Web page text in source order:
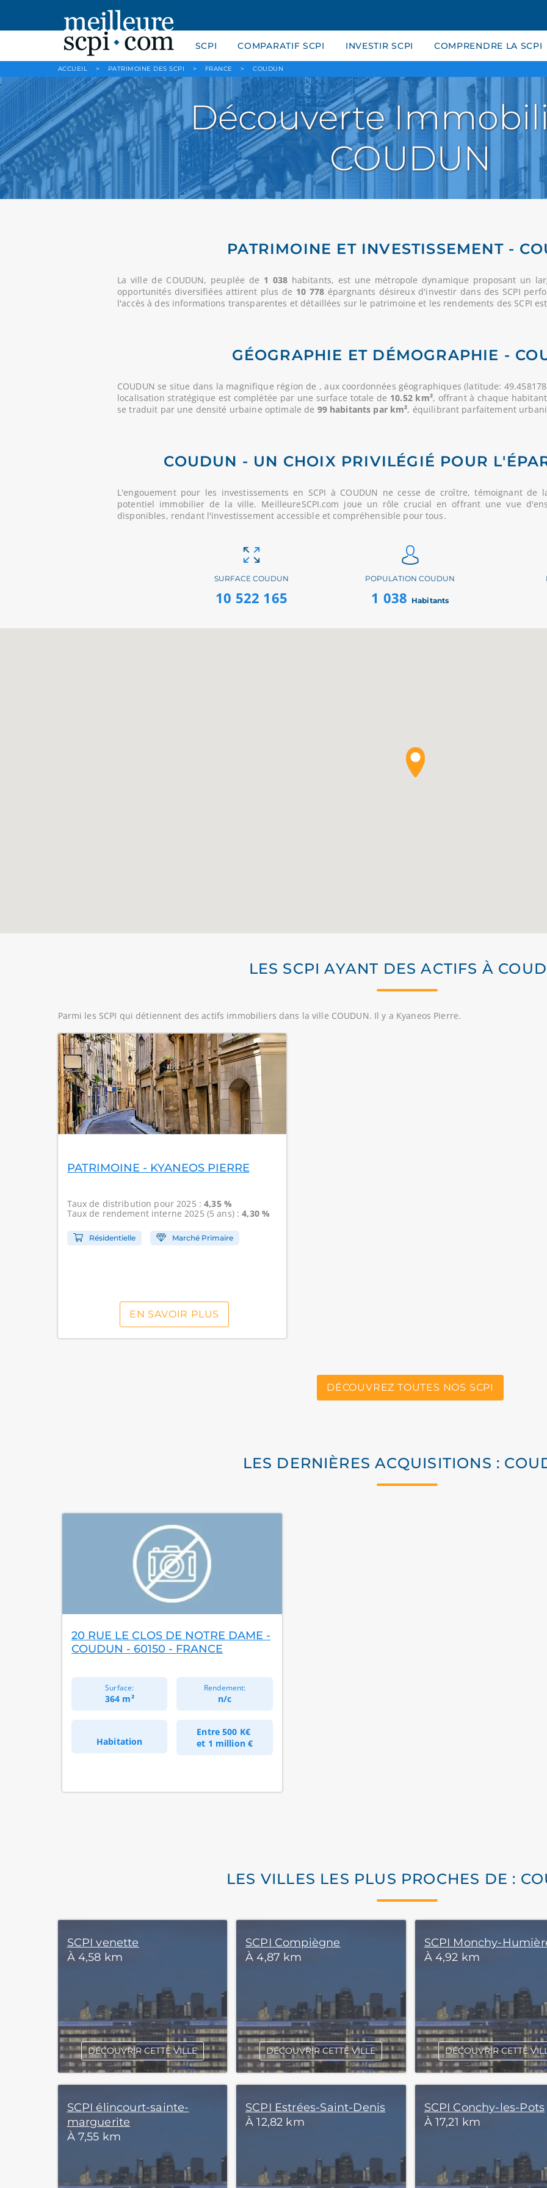
SCPI COMPARATIF SCPI INVESTIR SCPI COMPRENDRE LA SCPI
ACCUEIL > PATRIMOINE DES SCPI > FRANCE > COUDUN
Découverte
COUDUN
PATRIMOINE ET INVESTISSEMENT -
La ville de COUDUN, peuplée de 1 038 habitants, est une métropole dynamique proposant un
opportunités diversifiées attirent plus de 10 778 épargnants désireux d'investir dans des SCPI
l'accès à des informations transparentes et détaillées sur le patrimoine et les rendements des SCPI
GÉOGRAPHIE ET DÉMOGRAPHIE -
COUDUN se situe dans la magnifique région de , aux coordonnées géographiques (latitude:
localisation stratégique est complétée par une surface totale de 10.52 km², offrant à chaque
se traduit par une densité urbaine optimale de 99 habitants par km², équilibrant parfaitement
COUDUN - UN CHOIX PRIVILÉGIÉ POUR
L'engouement pour les investissements en SCPI à COUDUN ne cesse de croître, témoignant
potentiel immobilier de la ville. MeilleureSCPI.com joue un rôle crucial en offrant une vue
disponibles, rendant l'investissement accessible et compréhensible pour tous.
SURFACE COUDUN
10 522 165
POPULATION COUDUN
1 038 Habitants
LES SCPI AYANT DES ACTIFS À
Parmi les SCPI qui détiennent des actifs immobiliers dans la ville COUDUN. Il y a Kyaneos Pierre.
PATRIMOINE - KYANEOS PIERRE
Taux de distribution pour 2025 :4,35 %
Taux de rendement interne2025 (5 ans) :4,30 %
Résidentielle Marché Primaire
EN SAVOIR PLUS
DÉCOUVREZ TOUTES NOS SCPI
LES DERNIÈRES ACQUISITIONS :
20 RUE LE CLOS DE NOTRE DAME -
COUDUN - 60150 - FRANCE
Surface:
364 m²
Rendement:
n/c
Habitation
Entre500 K€
et 1 million €
LES VILLES LES PLUS PROCHES DE :
SCPI venette
À 4,58 km
DÉCOUVRIR CETTE VILLE
SCPI Compiègne
À 4,87 km
DÉCOUVRIR CETTE VILLE
SCPI Monchy-
À 4,92 km
DÉCOUVRIR CETTE
SCPI élincourt-sainte-
marguerite
À 7,55 km
SCPI Estrées-Saint-Denis
À 12,82 km
SCPI Conchy-les-Pots
À 17,21 km